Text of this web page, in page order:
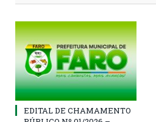
EDITAL DE CHAMAMENTO